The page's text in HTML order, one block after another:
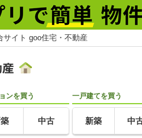
サイト goo住宅・不動産
ンを買う
中古
一戸建てを買う
新築 中